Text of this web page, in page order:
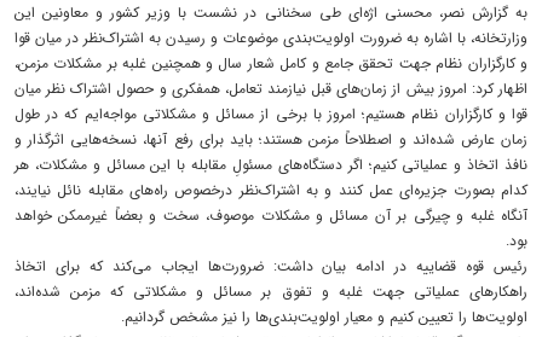
به گزارش نصر، محسنی اژه‌ای طی سخنانی در نشست با وزیر کشور و معاونین این
وزارتخانه، با اشاره به ضرورت اولویت‌بندی موضوعات و رسیدن به اشتراک‌نظر در میان قوا
و کارگزاران نظام جهت تحقق جامع و کامل شعار سال و همچنین غلبه بر مشکلات مزمن،
اظهار کرد: امروز بیش از زمان‌های قبل نیازمند تعامل، همفکری و حصول اشتراک نظر میان
قوا و کارگزاران نظام هستیم؛ امروز با برخی از مسائل و مشکلاتی مواجه‌ایم که در طول
زمان عارض شده‌اند و اصطلاحاً مزمن هستند؛ باید برای رفع آنها، نسخه‌هایی اثرگذار و
نافذ اتخاذ و عملیاتی کنیم؛ اگر دستگاه‌های مسئولِ مقابله با این مسائل و مشکلات، هر
کدام بصورت جزیره‌ای عمل کنند و به اشتراک‌نظر درخصوص راه‌های مقابله نائل نیایند،
آنگاه غلبه و چیرگی بر آن مسائل و مشکلات موصوف، سخت و بعضاً غیرممکن خواهد
بود.
رئیس قوه قضاییه در ادامه بیان داشت: ضرورت‌ها ایجاب می‌کند که برای اتخاذ
راهکارهای عملیاتی جهت غلبه و تفوق بر مسائل و مشکلاتی که مزمن شده‌اند،
اولویت‌ها را تعیین کنیم و معیار اولویت‌بندی‌ها را نیز مشخص گردانیم.